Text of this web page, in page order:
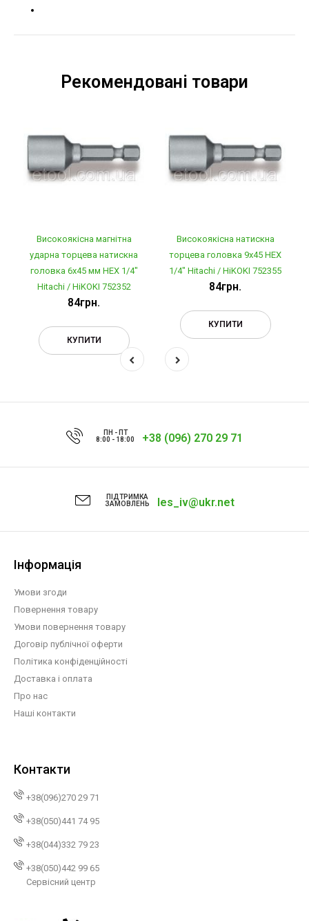
Рекомендовані товари
Високоякісна магнітна
ударна торцева натискна
головка 6x45 мм HEX 1/4"
Hitachi / HiKOKI 752352
84грн.
КУПИТИ
Високоякісна натискна
торцева головка 9x45 HEX
1/4" Hitachi / HiKOKI 752355
84грн.
КУПИТИ
ПН - ПТ
8:00 - 18:00
+38 (096) 270 29 71
ПІДТРИМКА
ЗАМОВЛЕНЬ
les_iv@ukr.net
Інформація
Умови згоди
Повернення товару
Умови повернення товару
Договір публічної оферти
Політика конфіденційності
Доставка і оплата
Про нас
Наші контакти
Контакти
+38(096)270 29 71
+38(050)441 74 95
+38(044)332 79 23
+38(050)442 99 65
Сервісний центр